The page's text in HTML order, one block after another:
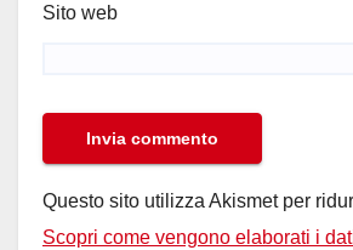
Sito web
Questo sito utilizza Akismet per
Scopri come vengono elaborati i